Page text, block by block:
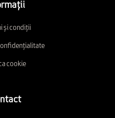
și condiții
cookie